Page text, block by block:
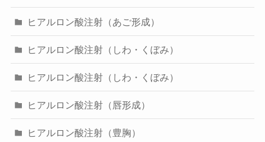
ヒアルロン酸注射（あご形成）
ヒアルロン酸注射（しわ・くぼみ）
ヒアルロン酸注射（しわ・くぼみ）
ヒアルロン酸注射（唇形成）
ヒアルロン酸注射（豊胸）